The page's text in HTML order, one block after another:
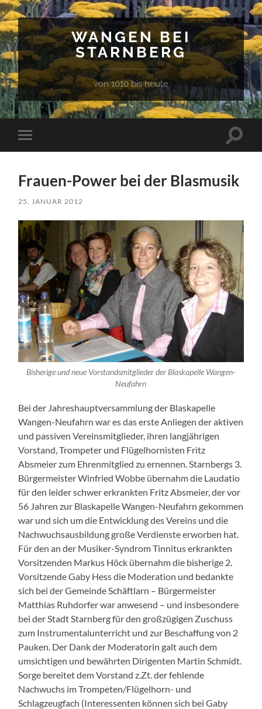
WANGEN BEI
STARNBERG
von 1010 bis heute
Mobile-
Menü
Frauen-Power bei der Blasmusik
25. JANUAR 2012
Bisherige und neue Vorstandsmitglieder der Blaskapelle Wangen-
Neufahrn
Bei der Jahreshauptversammlung der Blaskapelle
Wangen-Neufahrn war es das erste Anliegen der aktiven
und passiven Vereinsmitglieder, ihren langjährigen
Vorstand, Trompeter und Flügelhornisten Fritz
Absmeier zum Ehrenmitglied zu ernennen. Starnbergs 3.
Bürgermeister Winfried Wobbe übernahm die Laudatio
für den leider schwer erkrankten Fritz Absmeier, der vor
56 Jahren zur Blaskapelle Wangen-Neufahrn gekommen
war und sich um die Entwicklung des Vereins und die
Nachwuchsausbildung große Verdienste erworben hat.
Für den an der Musiker-Syndrom Tinnitus erkrankten
Vorsitzenden Markus Höck übernahm die bisherige 2.
Vorsitzende Gaby Hess die Moderation und bedankte
sich bei der Gemeinde Schäftlarn – Bürgermeister
Matthias Ruhdorfer war anwesend – und insbesondere
bei der Stadt Starnberg für den großzügigen Zuschuss
zum Instrumentalunterricht und zur Beschaffung von 2
Pauken. Der Dank der Moderatorin galt auch dem
umsichtigen und bewährten Dirigenten Martin Schmidt.
Sorge bereitet dem Vorstand z.Zt. der fehlende
Nachwuchs im Trompeten/Flügelhorn- und
Schlagzeugfach (Interessenten können sich bei Gaby